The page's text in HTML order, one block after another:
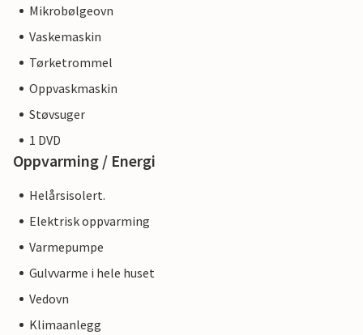
Mikrobølgeovn
Vaskemaskin
Tørketrommel
Oppvaskmaskin
Støvsuger
1 DVD
Oppvarming / Energi
Helårsisolert.
Elektrisk oppvarming
Varmepumpe
Gulvvarme i hele huset
Vedovn
Klimaanlegg